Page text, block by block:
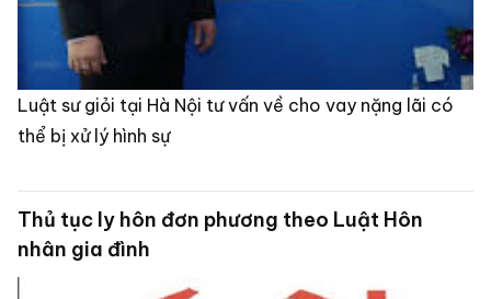
Luật sư giỏi tại Hà Nội tư vấn về cho vay nặng lãi có
thể bị xử lý hình sự
Thủ tục ly hôn đơn phương theo Luật Hôn
nhân gia đình